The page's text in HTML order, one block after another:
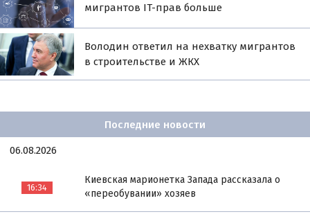
мигрантов IT-прав больше
Володин ответил на нехватку мигрантов
в строительстве и ЖКХ
Последние новости
06.08.2026
16:34
Киевская марионетка Запада рассказала о
«переобувании» хозяев